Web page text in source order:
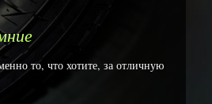
то, что хотите, за отличную